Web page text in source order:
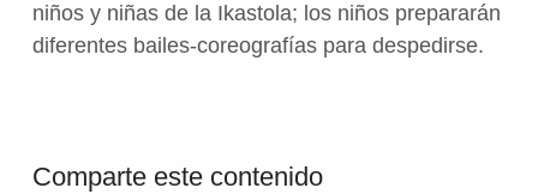
niños y niñas de la Ikastola; los niños prepararán
diferentes bailes-coreografías para despedirse.
Comparte este contenido